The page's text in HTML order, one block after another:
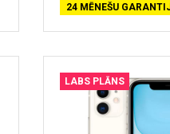
24 MĒNEŠU
LABS PLĀNS